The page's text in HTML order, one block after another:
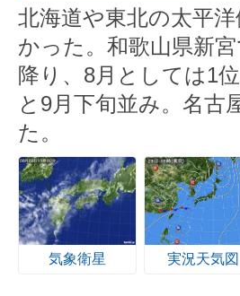
北海道や東北の太平
かった。和歌山県新
降り、8月としては1
と9月下旬並み。名古
た。
気象衛星 実況天気図